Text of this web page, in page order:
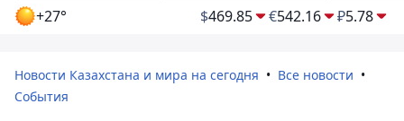
+27° $469.85 €542.16 ₽5.78
Новости Казахстана и мира на сегодня
Все новости
События